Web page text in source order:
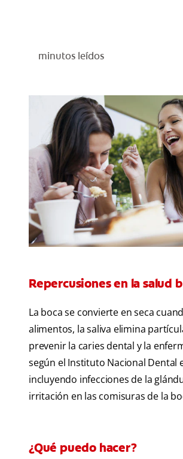
minutos leídos
Repercusiones en la salud
La boca se convierte en seca
alimentos, la saliva elimina
prevenir la caries dental y la
según el Instituto Nacional Dental
incluyendo infecciones de la
irritación en las comisuras de la
¿Qué puedo hacer?